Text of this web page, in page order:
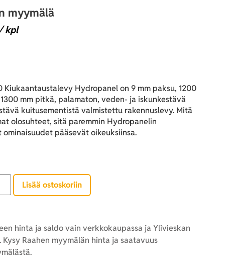
myymälä
kpl
Kiukaantaustalevy Hydropanel on 9 mm paksu, 1200
mm pitkä, palamaton, veden- ja iskunkestävä
kuitusementistä valmistettu rakennuslevy. Mitä
olosuhteet, sitä paremmin Hydropanelin
pääsevät oikeuksiinsa.
Lisää ostoskoriin
hinta ja saldo vain verkkokaupassa ja Ylivieskan
Kysy Raahen myymälän hinta ja saatavuus